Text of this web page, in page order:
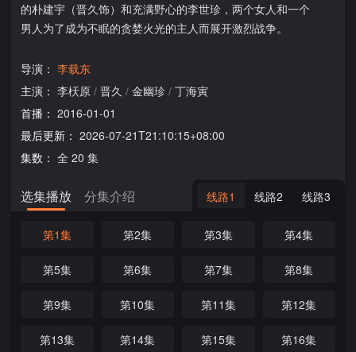
的朴建宇（晋久饰）和充满野心的李世珍，两个女人和一个
男人为了成为不眠的贪婪火光的主人而展开激烈战争。
导演： 李载东
主演： 李枖原 / 晋久 / 金幽珍 / 丁海寅
首播： 2016-01-01
最后更新： 2026-07-21T21:10:15+08:00
集数： 全 20 集
选集播放 分集介绍 线路1 线路2 线路3
第1集 第2集 第3集 第4集
第5集 第6集 第7集 第8集
第9集 第10集 第11集 第12集
第13集 第14集 第15集 第16集